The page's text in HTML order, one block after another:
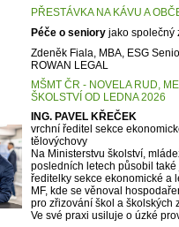
PŘESTÁVKA NA KÁVU A
Péče o senioryjako společný
Zdeněk Fiala, MBA, ESG
ROWAN LEGAL
MŠMT ČR - NOVELA RUD,
ŠKOLSTVÍ OD LEDNA 2026
ING. PAVEL KŘEČEK
vrchní ředitel sekce
tělovýchovy
Na Ministerstvu školství,
posledních letech působil
ředitelky sekce ekonomické a
MF, kde se věnoval
pro zřizování škol a školských
Ve své praxi usiluje o úzké